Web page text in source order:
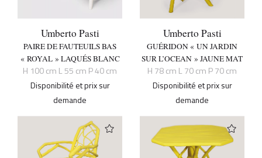
Umberto Pasti
PAIRE DE FAUTEUILS BAS
« ROYAL » LAQUÉS BLANC
H 100 cm L 55 cm P 40 cm
Disponibilité et prix sur
demande
Umberto Pasti
GUÉRIDON « UN JARDIN
SUR L’OCEAN » JAUNE MAT
H 78 cm L 70 cm P 70 cm
Disponibilité et prix sur
demande